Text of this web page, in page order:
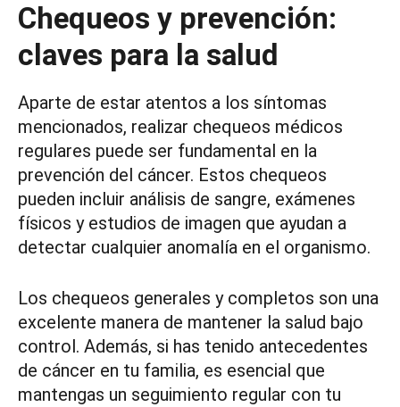
Chequeos y prevención:
claves para la salud
Aparte de estar atentos a los síntomas
mencionados, realizar chequeos médicos
regulares puede ser fundamental en la
prevención del cáncer. Estos chequeos
pueden incluir análisis de sangre, exámenes
físicos y estudios de imagen que ayudan a
detectar cualquier anomalía en el organismo.
Los chequeos generales y completos son una
excelente manera de mantener la salud bajo
control. Además, si has tenido antecedentes
de cáncer en tu familia, es esencial que
mantengas un seguimiento regular con tu